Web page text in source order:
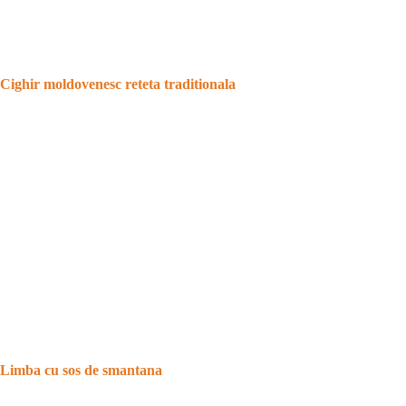
Cighir moldovenesc reteta traditionala
Limba cu sos de smantana